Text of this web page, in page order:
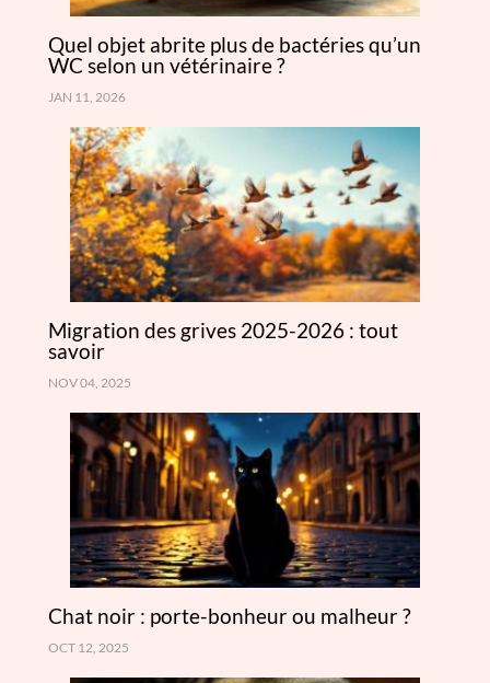
Quel objet abrite plus de bactéries qu’un
WC selon un vétérinaire ?
JAN 11, 2026
Migration des grives 2025-2026 : tout
savoir
NOV 04, 2025
Chat noir : porte-bonheur ou malheur ?
OCT 12, 2025